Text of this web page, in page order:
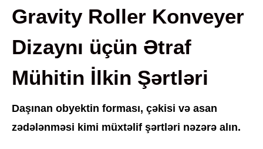
Gravity Roller Konveyer
Dizaynı üçün Ətraf
Mühitin İlkin Şərtləri
Daşınan obyektin forması, çəkisi və asan
zədələnməsi kimi müxtəlif şərtləri nəzərə alın.